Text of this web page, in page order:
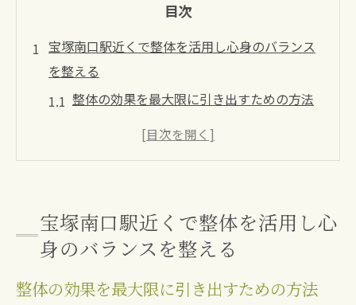
目次
宝塚南口駅近くで整体を活用し心身のバランス
を整える
整体の効果を最大限に引き出すための方法
心と身体の繋がりを理解する整体アプロー
日常生活に整体を取り入れるメリット
整体後のライフスタイル改善のヒント
ストレス社会における整体の役割とその効果を
宝塚南口駅近くで整体を活用し心
身のバランスを整える
整体の効果を最大限に引き出すための方法